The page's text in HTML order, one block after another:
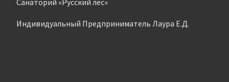
Санаторий «Русский лес»
Индивидуальный Предприниматель Лаура Е.Д.